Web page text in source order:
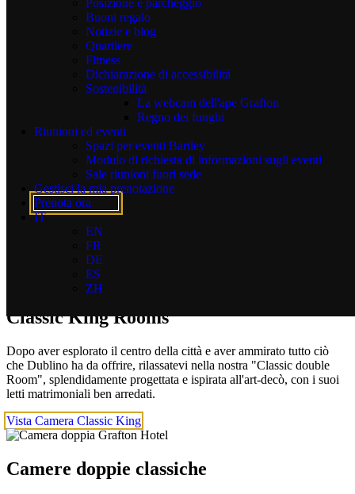
Posizione e parcheggio
Buoni regalo
Notizie e blog
Quartiere
Fitness
Dichiarazione di accessibilità
Sostenibilità
La webcam dell'ape Grafton
Regno dei funghi
Riunioni ed eventi
Spazi per eventi Bartley
Modulo di richiesta di informazioni sugli eventi
Sale riunioni fuori sede
Gestisci la mia prenotazione
Prenota ora
IT
EN
FR
DE
ES
ZH
Dublin hotelroom for the night—use it however you like it.
Each of our 128 contemporary guestrooms are modern, 1920’s art-
deco-inspired rooms with different room configurations. Choose
Camere Classic King.
Camere doppie e matrimoniali classiche.
Camere Deluxe King e Twin.
Camere accessibili.
Le camere a castello sono ideali per la condivisione o
come camera familiare aggiuntiva.
Camere familiari che possono ospitare fino a sei persone.
The Multi-sharing Rooms are perfect for groups sharing
for four to six guests.
Camere con terrazza e balcone privato.
Studio Suite con balcone e splendida vista sulla città.
Classic King Rooms
Dopo aver esplorato il centro della città e aver ammirato tutto ciò
che Dublino ha da offrire, rilassatevi nella nostra "Classic double
Room", splendidamente progettata e ispirata all'art-decò, con i suoi
letti matrimoniali ben arredati.
Vista Camera Classic King
Camere doppie classiche